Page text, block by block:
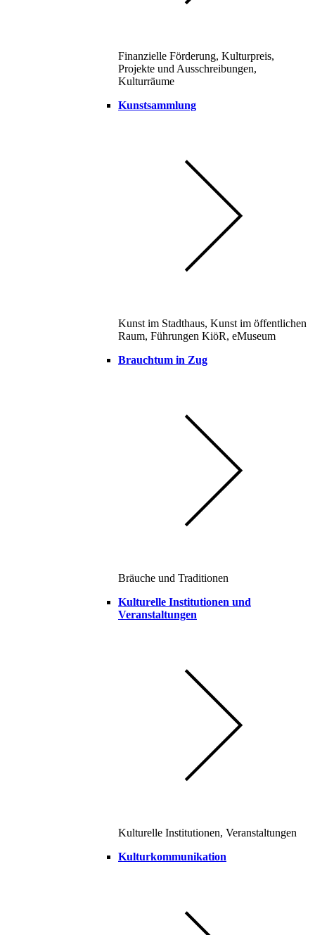
Finanzielle Förderung, Kulturpreis,
Projekte und Ausschreibungen,
Kulturräume
Kunstsammlung
Kunst im Stadthaus, Kunst im öffentlichen
Raum, Führungen KiöR, eMuseum
Brauchtum in Zug
Bräuche und Traditionen
Kulturelle Institutionen und
Veranstaltungen
Kulturelle Institutionen, Veranstaltungen
Kulturkommunikation